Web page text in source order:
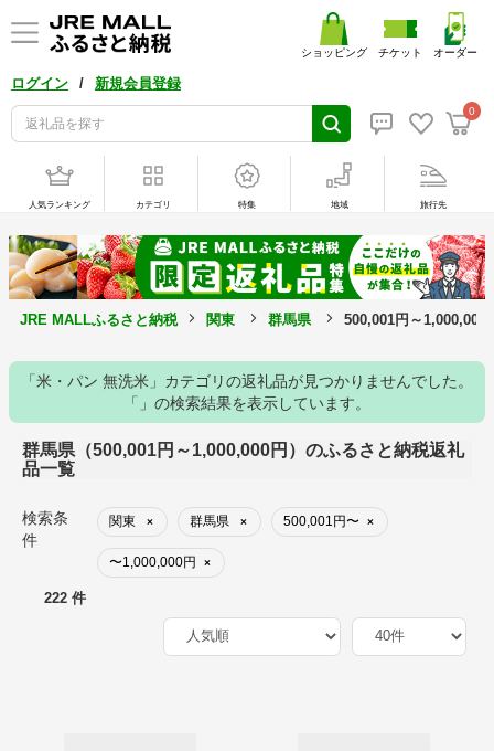
ログイン / 新規会員登録
0
ショッピング チケット オーダー
人気ランキング カテゴリ 特集 地域 旅行先
JRE MALLふるさと納税 関東 群馬県 500,001円～1,000,000
「米・パン 無洗米」カテゴリの返礼品が見つかりませんでした。
「」の検索結果を表示しています。
群馬県（500,001円～1,000,000円）のふるさと納税返礼
品一覧
検索条
件
関東 × 群馬県 × 500,001円〜 ×
〜1,000,000円 ×
222 件